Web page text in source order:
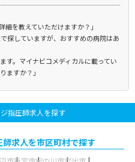
細を教えていただけますか？」
探していますが、おすすめの病院はあ
す。マイナビコメディカルに載ってい
すか？」
指圧師求人を探す
求人を市区町村で探す